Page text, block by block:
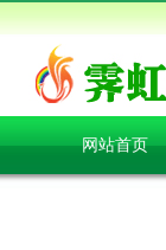
网站首页